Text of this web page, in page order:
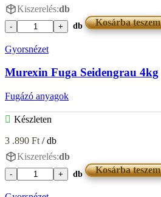
Kiszerelés:db
Murexin
Sand
mennyiség
db Kosárba teszem
Gyorsnézet
Murexin Fuga Seidengrau 4kg
Fugázó anyagok
Készleten
3 .890 Ft / db
Kiszerelés:db
Murexin
db Kosárba teszem